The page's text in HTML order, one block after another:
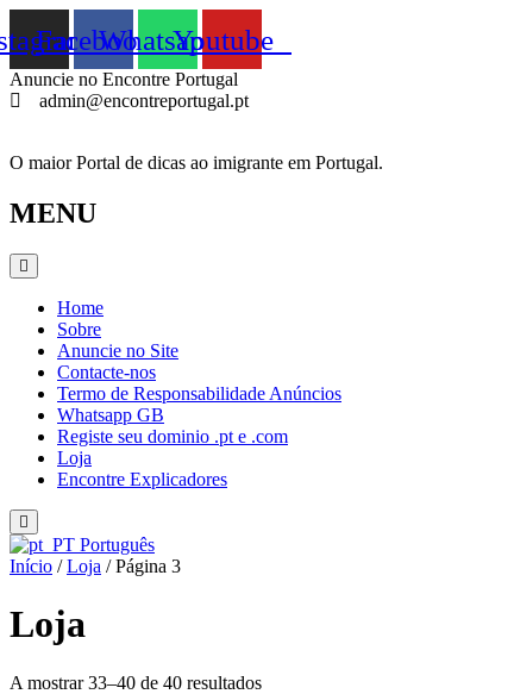
para
o
conteúdo
FacebookWhatsappYoutube
Anuncie no Encontre Portugal
admin@encontreportugal.pt
O maior Portal de dicas ao imigrante em Portugal.
MENU
Home
Sobre
Anuncie no Site
Contacte-nos
Termo de Responsabilidade Anúncios
Whatsapp GB
Registe seu dominio .pt e .com
Loja
Encontre Explicadores
Português
Início /Loja / Página 3
Loja
A mostrar 33–40 de 40 resultadosOrdenado